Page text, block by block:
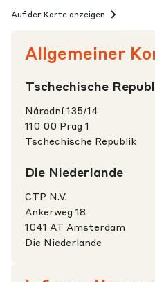
Auf der Karte anzeigen
Allgemeiner
Tschechische
Národní 135/14
110 00 Prag 1
Tschechische Republik
Die Niederlande
CTP N.V.
Ankerweg 18
1041 AT Amsterdam
Die Niederlande